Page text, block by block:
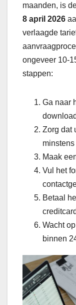
maanden, is
8 april 2026
verlaagde
ongeveer 10-
stappen:
Ga naar
Zorg dat
Maak
Vul het
Betaal
Wacht
binnen